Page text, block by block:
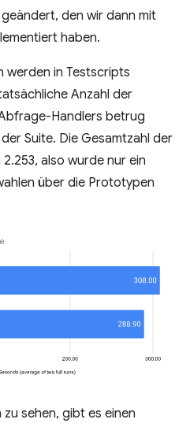
geändert, den wir dann mit
haben.
werden in Testscripts
Anzahl der
Handlers betrug
Suite. Die Gesamtzahl der
also wurde nur ein
über die Prototypen
sehen, gibt es einen